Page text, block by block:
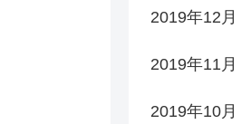
2019年12月
2019年11月
2019年10月